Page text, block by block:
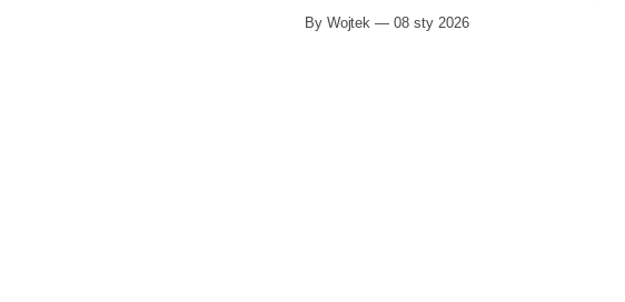
By Wojtek 08 sty 2026